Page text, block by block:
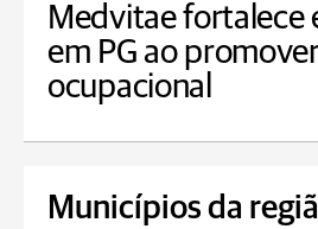
Medvitae fortalece
em PG ao
ocupacional
Municípios da